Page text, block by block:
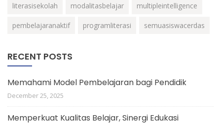
literasisekolah modalitasbelajar multipleintelligence
pembelajaranaktif programliterasi semuasiswacerdas
RECENT POSTS
Memahami Model Pembelajaran bagi Pendidik
December 25, 2025
Memperkuat Kualitas Belajar, Sinergi Edukasi